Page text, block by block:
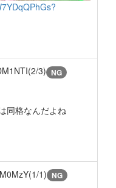
3) NG
同格なんだよね
1) NG